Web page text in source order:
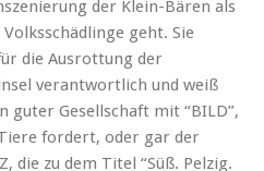
der Klein-Bären als
geht. Sie
die Ausrottung der
verantwortlich und weiß
guter Gesellschaft mit “BILD”,
fordert, oder gar der
die zu dem Titel “Süß. Pelzig.